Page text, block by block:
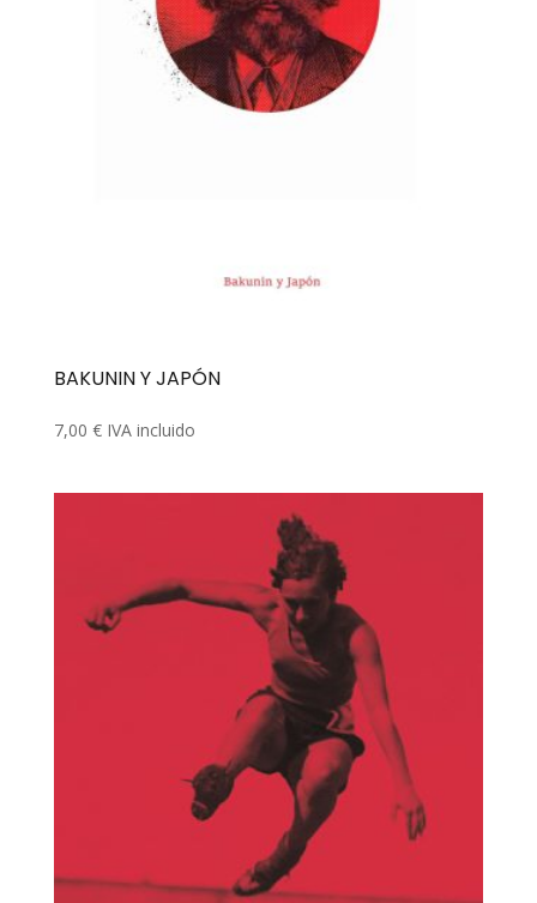
BAKUNIN Y JAPÓN
7,00 € IVA incluido